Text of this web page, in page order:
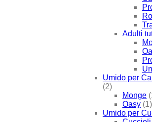
Adulti
Umido per
(2)
Monge
Oasy (1)
Umido per